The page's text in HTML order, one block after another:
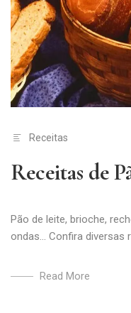
Receitas
Receitas de
Pão de leite, brioche,
ondas... Confira diversas
Read More